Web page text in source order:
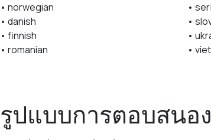
• norwegian
• danish
• finnish
• romanian
•
•
•
•
รูปแบบการตอบสนอง